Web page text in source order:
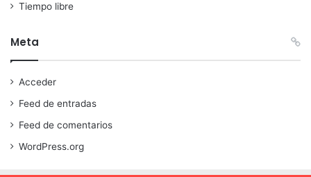
Tiempo libre
Meta
Acceder
Feed de entradas
Feed de comentarios
WordPress.org